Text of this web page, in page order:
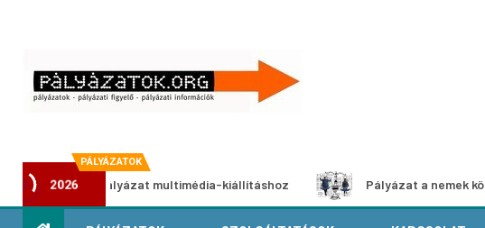
PÁLYÁZATOK
2026
pályázat multimédia-kiállításhoz Pályázat a nemek közötti